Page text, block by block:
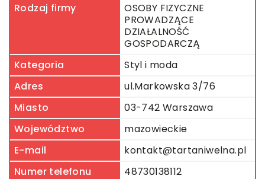
Rodzaj firmy
OSOBY FIZYCZNE
PROWADZĄCE
DZIAŁALNOŚĆ
GOSPODARCZĄ
Kategoria
Styl i moda
Adres
ul.Markowska 3/76
Miasto
03-742 Warszawa
Województwo
mazowieckie
E-mail
kontakt@tartaniwelna.pl
Numer telefonu
48730138112